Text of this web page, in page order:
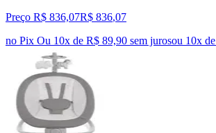
Preço R$ 836,07R$ 836,07
no Pix Ou 10x de R$ 89,90 sem jurosou 10x de